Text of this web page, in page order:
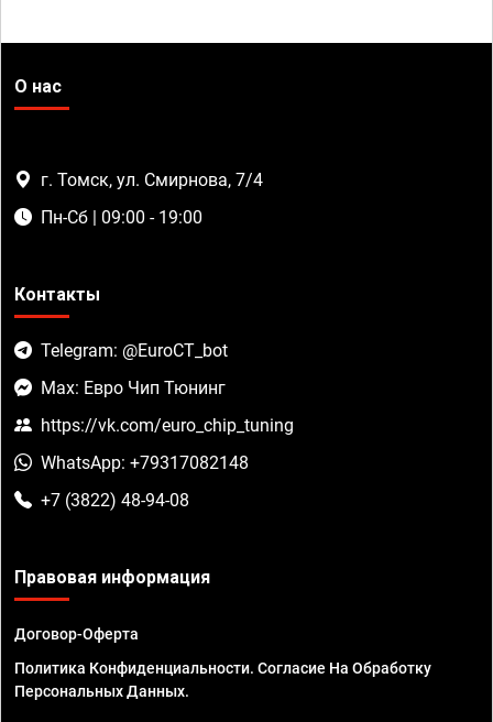
О нас
г. Томск, ул. Смирнова, 7/4
Пн-Сб | 09:00 - 19:00
Контакты
Telegram: @EuroCT_bot
Max: Евро Чип Тюнинг
https://vk.com/euro_chip_tuning
WhatsApp: +79317082148
+7 (3822) 48-94-08
Правовая информация
Договор-Оферта
Политика Конфиденциальности. Согласие На Обработку
Персональных Данных.